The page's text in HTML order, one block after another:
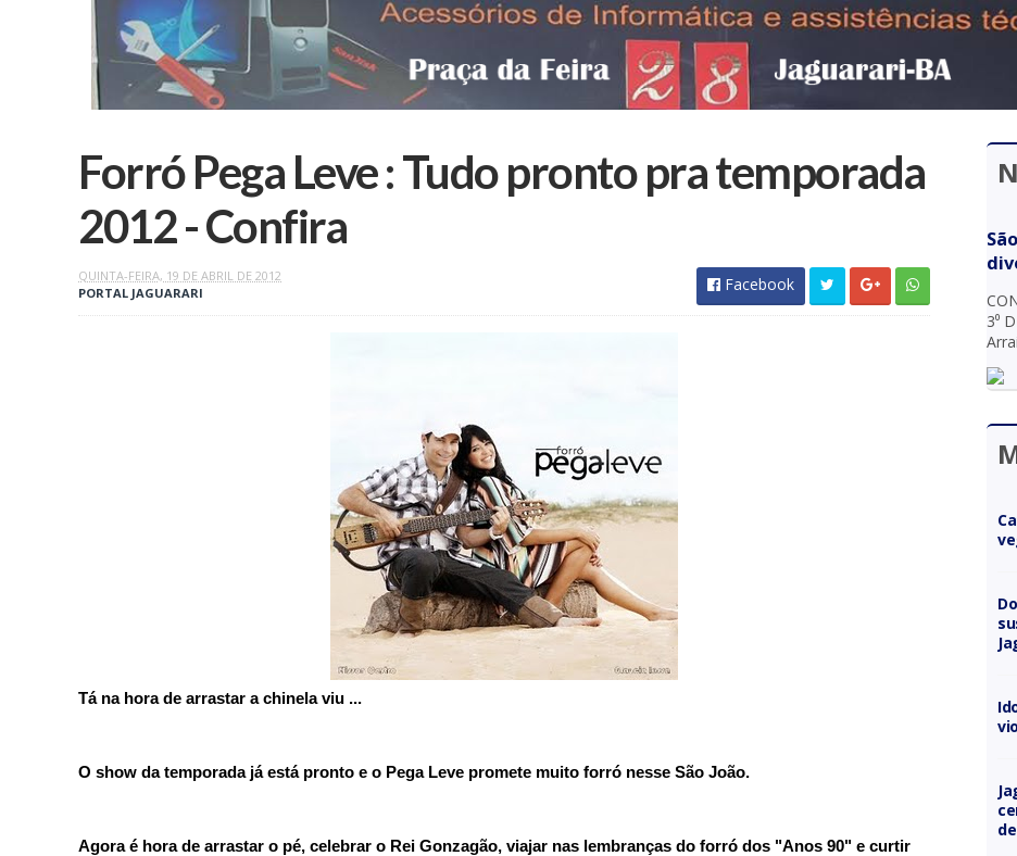
Forró Pega Leve : Tudo pronto pra temporada
QUINTA-FEIRA, 19 DE ABRIL DE 2012
PORTAL JAGUARARI
Facebook
Tá na hora de arrastar a chinela viu ...
O show da temporada já está pronto e o Pega Leve promete muito forró nesse São João.
Agora é hora de arrastar o pé, celebrar o Rei Gonzagão, viajar nas lembranças do forró dos "Anos 90" e curtir
3⁰